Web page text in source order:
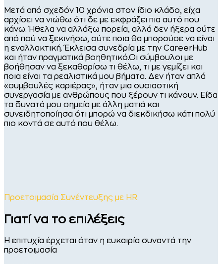
Μετά από σχεδόν 10 χρόνια στον ίδιο κλάδο, είχα
αρχίσει να νιώθω ότι δε με εκφράζει πια αυτό που
κάνω. Ήθελα να αλλάξω πορεία, αλλά δεν ήξερα ούτε
από πού να ξεκινήσω, ούτε ποια θα μπορούσε να είναι
η εναλλακτική. Έκλεισα συνεδρία με την CareerHub
και ήταν πραγματικά βοηθητικό.Οι σύμβουλοι με
βοήθησαν να ξεκαθαρίσω τι θέλω, τι με γεμίζει και
ποια είναι τα ρεαλιστικά μου βήματα. Δεν ήταν απλά
«συμβουλές καριέρας», ήταν μια ουσιαστική
συνεργασία με ανθρώπους που ξέρουν τι κάνουν. Είδα
τα δυνατά μου σημεία με άλλη ματιά και
συνειδητοποίησα ότι μπορώ να διεκδικήσω κάτι πολύ
πιο κοντά σε αυτό που θέλω.
Προετοιμασία Συνέντευξης με HR
Γιατί να το επιλέξεις
Η επιτυχία έρχεται όταν η ευκαιρία συναντά την
προετοιμασία